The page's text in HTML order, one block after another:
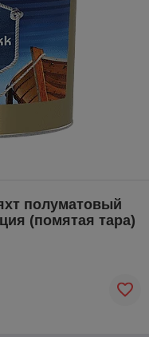
полуматовый
(помятая тара)